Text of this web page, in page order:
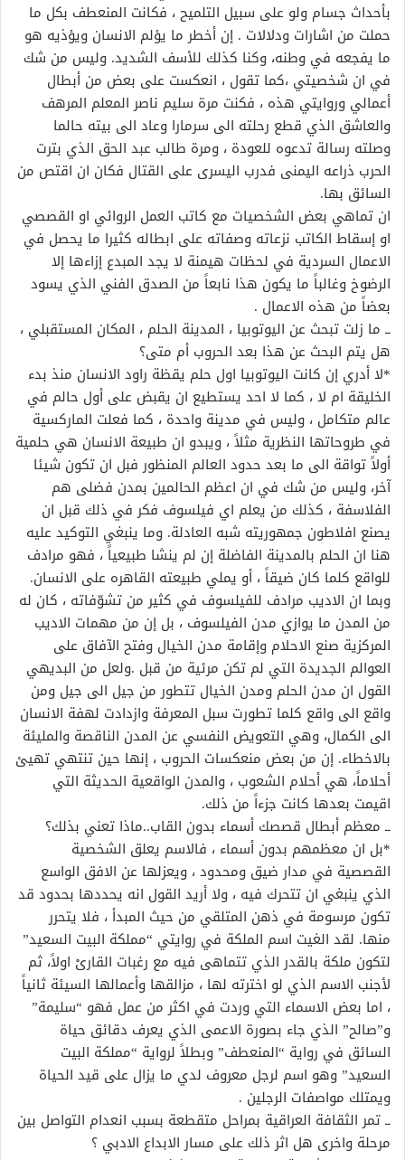
بأحداث جسام ولو على سبيل التلميح ، فكانت المنعطف بكل ما
حملت من اشارات ودلالات . إن أخطر ما يؤلم الانسان ويؤذيه هو
ما يفجعه في وطنه، وكنا كذلك للأسف الشديد. وليس من شك
في ان شخصيتي ،كما تقول ، انعكست على بعض من أبطال
أعمالي وروايتي هذه ، فكنت مرة سليم ناصر المعلم المرهف
والعاشق الذي قطع رحلته الى سرمارا وعاد الى بيته حالما
وصلته رسالة تدعوه للعودة ، ومرة طالب عبد الحق الذي بترت
الحرب ذراعه اليمنى فدرب اليسرى على القتال فكان ان اقتص من
السائق بها.
ان تماهي بعض الشخصيات مع كاتب العمل الروائي او القصصي
او إسقاط الكاتب نزعاته وصفاته على ابطاله كثيرا ما يحصل في
الاعمال السردية في لحظات هيمنة لا يجد المبدع إزاءها إلا
الرضوخ وغالباً ما يكون هذا نابعاً من الصدق الفني الذي يسود
بعضاً من هذه الاعمال .
ــ ما زلت تبحث عن اليوتوبيا ، المدينة الحلم ، المكان المستقبلي ،
هل يتم البحث عن هذا بعد الحروب أم متى؟
*لا أدري إن كانت اليوتوبيا اول حلم يقظة راود الانسان منذ بدء
الخليقة ام لا ، كما لا احد يستطيع ان يقبض على أول حالم في
عالم متكامل ، وليس في مدينة واحدة ، كما فعلت الماركسية
في طروحاتها النظرية مثلاً ، ويبدو ان طبيعة الانسان هي حلمية
أولاً تواقة الى ما بعد حدود العالم المنظور فبل ان تكون شيئا
آخر، وليس من شك في ان اعظم الحالمين بمدن فضلى هم
الفلاسفة ، كذلك من يعلم اي فيلسوف فكر في ذلك قبل ان
يصنع افلاطون جمهوريته شبه العادلة. وما ينبغي التوكيد عليه
هنا ان الحلم بالمدينة الفاضلة إن لم ينشا طبيعياً ، فهو مرادف
للواقع كلما كان ضيقاً ، أو يملي طبيعته القاهره على الانسان.
وبما ان الاديب مرادف للفيلسوف في كثير من تشوّفاته ، كان له
من المدن ما يوازي مدن الفيلسوف ، بل إن من مهمات الاديب
المركزية صنع الاحلام وإقامة مدن الخيال وفتح الآفاق على
العوالم الجديدة التي لم تكن مرئية من قبل .ولعل من البديهي
القول ان مدن الحلم ومدن الخيال تتطور من جيل الى جيل ومن
واقع الى واقع كلما تطورت سبل المعرفة وازدادت لهفة الانسان
الى الكمال، وهي التعويض النفسي عن المدن الناقصة والمليئة
بالاخطاء. إن من بعض منعكسات الحروب ، إنها حين تنتهي تهيئ
أحلاماً، هي أحلام الشعوب ، والمدن الواقعية الحديثة التي
اقيمت بعدها كانت جزءاً من ذلك.
ــ معظم أبطال قصصك أسماء بدون القاب..ماذا تعني بذلك؟
*بل ان معظمهم بدون أسماء ، فالاسم يعلق الشخصية
القصصية في مدار ضيق ومحدود ، ويعزلها عن الافق الواسع
الذي ينبغي ان تتحرك فيه ، ولا أريد القول انه يحددها بحدود قد
تكون مرسومة في ذهن المتلقي من حيث المبدأ ، فلا يتحرر
منها. لقد الغيت اسم الملكة في روايتي “مملكة البيت السعيد”
لتكون ملكة بالقدر الذي تتماهى فيه مع رغبات القارىْ اولاً، ثم
لأجنب الاسم الذي لو اخترته لها ، مزالقها وأعمالها السيئة ثانياً
، اما بعض الاسماء التي وردت في اكثر من عمل فهو “سليمة”
و”صالح” الذي جاء بصورة الاعمى الذي يعرف دقائق حياة
السائق في رواية “المنعطف” وبطلاً لرواية “مملكة البيت
السعيد” وهو اسم لرجل معروف لدي ما يزال على قيد الحياة
ويمتلك مواصفات الرجلين .
ــ تمر الثقافة العراقية بمراحل متقطعة بسبب انعدام التواصل بين
مرحلة واخرى هل اثر ذلك على مسار الابداع الادبي ؟